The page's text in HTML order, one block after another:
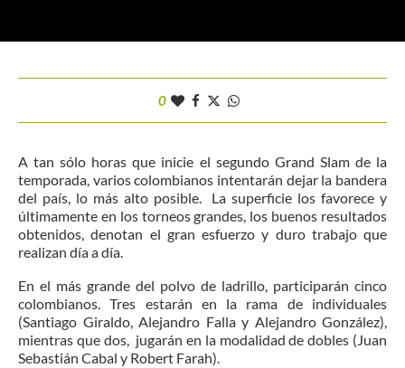
0
A tan sólo horas que inicie el segundo Grand Slam de la
temporada, varios colombianos intentarán dejar la bandera
del país, lo más alto posible. La superficie los favorece y
últimamente en los torneos grandes, los buenos resultados
obtenidos, denotan el gran esfuerzo y duro trabajo que
realizan día a día.
En el más grande del polvo de ladrillo, participarán cinco
colombianos. Tres estarán en la rama de individuales
(Santiago Giraldo, Alejandro Falla y Alejandro González),
mientras que dos, jugarán en la modalidad de dobles (Juan
Sebastián Cabal y Robert Farah).